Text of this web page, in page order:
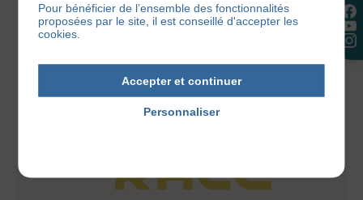
14Sept2026au20Sept2026
Pour bénéficier de l’ensemble des fonctionnalités
proposées par le site, il est conseillé d'accepter les
cookies.
Accepter et continuer
Personnaliser